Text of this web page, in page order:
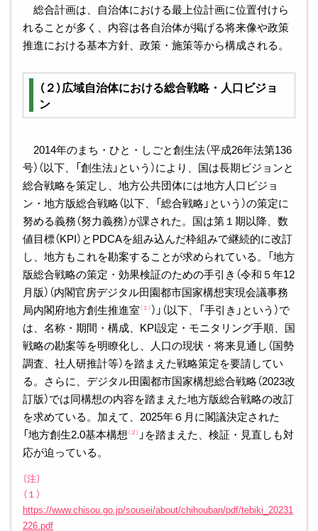
総合計画は、自治体における最上位計画に位置付けら
れることが多く、内容は各自治体が掲げる将来像や政策
推進における基本方針、政策・施策等から構成される。
（２）広域自治体における総合戦略・人口ビジョ
ン
2014年のまち・ひと・しごと創生法（平成26年法第136
号）（以下、「創生法」という）により、国は長期ビジョンと
総合戦略を策定し、地方公共団体には地方人口ビジョ
ン・地方版総合戦略（以下、「総合戦略」という）の策定に
努める義務（努力義務）が課された。国は第１期以降、数
値目標（KPI）とPDCAを組み込んだ枠組みで継続的に改訂
し、地方もこれを勘案することが求められている。「地方
版総合戦略の策定・効果検証のための手引き（令和５年12
月版）（内閣官房デジタル田園都市国家構想実現会議事務
局内閣府地方創生推進室（１））」（以下、「手引き」という）で
は、名称・期間・構成、KPI設定・モニタリング手順、国
戦略の勘案等を明瞭化し、人口の現状・将来見通し（国勢
調査、社人研推計等）を踏まえた戦略策定を要請してい
る。さらに、デジタル田園都市国家構想総合戦略（2023改
訂版）では同構想の内容を踏まえた地方版総合戦略の改訂
を求めている。加えて、2025年６月に閣議決定された
「地方創生2.0基本構想（２） 」を踏まえた、検証・見直しも対
応が迫っている。
〔注〕
（１）
https://www.chisou.go.jp/sousei/about/chihouban/pdf/tebiki_20231
226.pdf